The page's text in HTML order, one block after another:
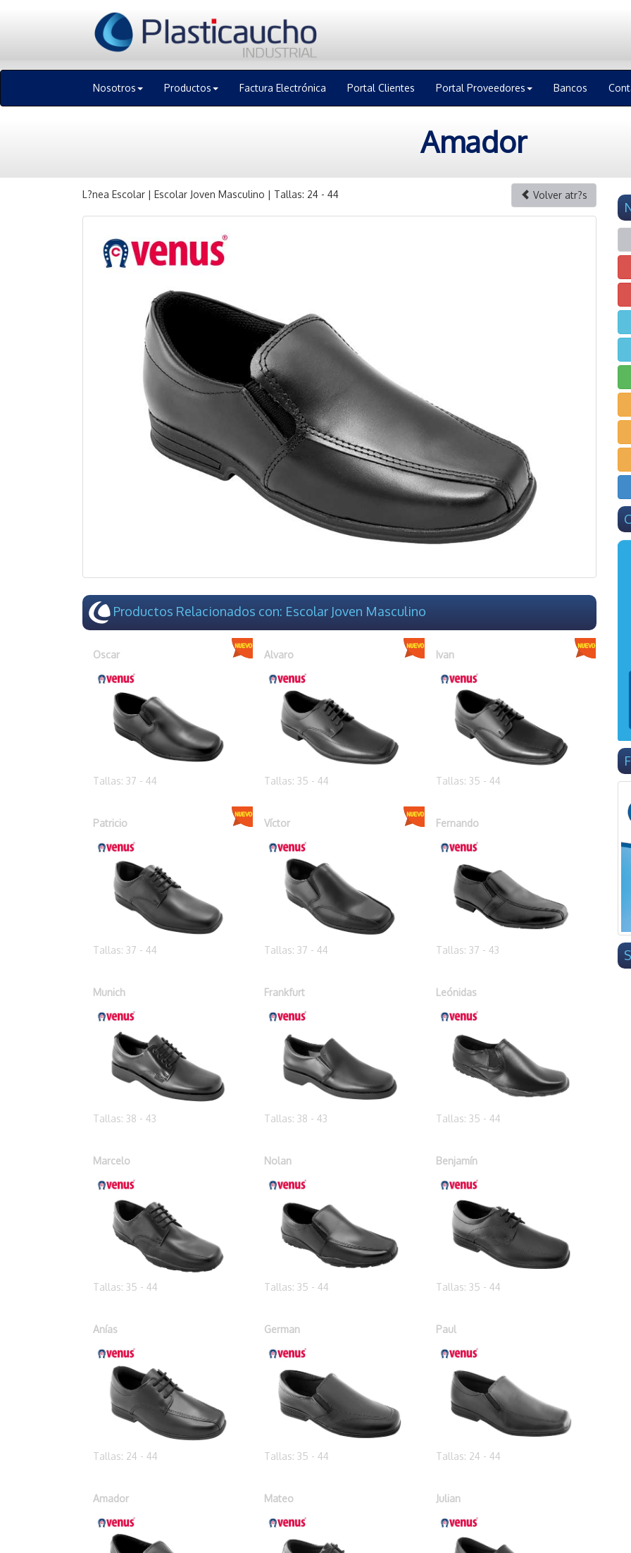
Nosotros Productos Factura Electrónica Portal Clientes Portal Proveedores Bancos
Amador
L?nea Escolar | Escolar Joven Masculino | Tallas: 24 - 44 Volver atr?s
Productos Relacionados con: Escolar Joven Masculino
Oscar
Tallas: 37 - 44
Alvaro
Tallas: 35 - 44
Ivan
Tallas: 35 - 44
Patricio
Tallas: 37 - 44
Víctor
Tallas: 37 - 44
Fernando
Tallas: 37 - 43
Munich
Tallas: 38 - 43
Frankfurt
Tallas: 38 - 43
Leónidas
Tallas: 35 - 44
Marcelo
Tallas: 35 - 44
Nolan
Tallas: 35 - 44
Benjamín
Tallas: 35 - 44
Anías
Tallas: 24 - 44
German
Tallas: 35 - 44
Paul
Tallas: 24 - 44
Amador Mateo Julian